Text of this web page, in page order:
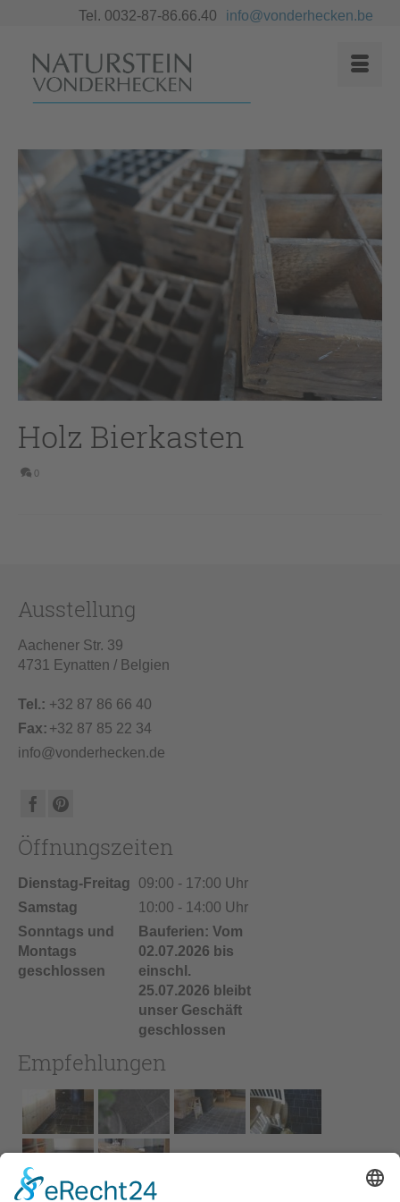
Tel. 0032-87-86.66.40 info@vonderhecken.be
Holz Bierkasten
0
Ausstellung
Aachener Str. 39
4731 Eynatten / Belgien
Tel.: +32 87 86 66 40
Fax: +32 87 85 22 34
info@vonderhecken.de
Öffnungszeiten
Dienstag-Freitag
09:00 - 17:00 Uhr
Samstag
10:00 - 14:00 Uhr
Sonntags und
Montags
geschlossen
Bauferien: Vom
02.07.2026 bis
einschl.
25.07.2026 bleibt
unser Geschäft
geschlossen
Empfehlungen